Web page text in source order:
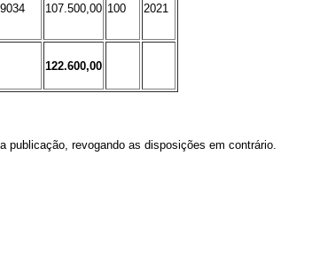
107.500,00 100 2021
122.600,00
publicação, revogando as disposições em contrário.